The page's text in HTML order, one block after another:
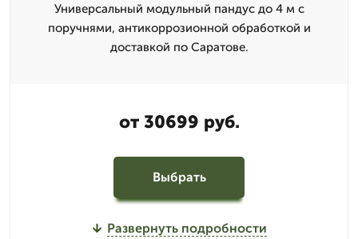
Универсальный модульный пандус до 4 м с
поручнями, антикоррозионной обработкой и
доставкой по Саратове.
от 30699 руб.
Выбрать
Развернуть подробности